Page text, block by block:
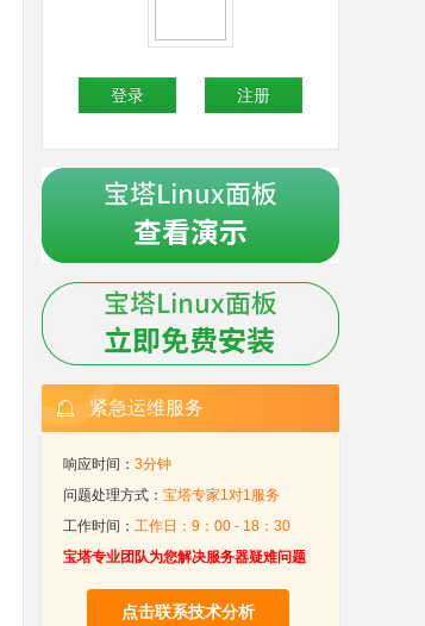
登录 注册
紧急运维服务
响应时间： 3分钟
问题处理方式： 宝塔专家1对1服务
工作时间： 工作日：9：00 - 18：30
宝塔专业团队为您解决服务器疑难问题
点击联系技术分析